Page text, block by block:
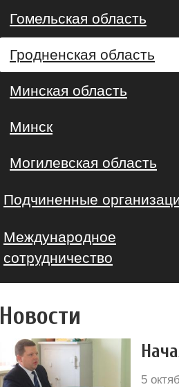
Гомельская область
Гродненская область
Минская область
Минск
Могилевская область
Подчиненные
Международное
сотрудничество
Новости
5